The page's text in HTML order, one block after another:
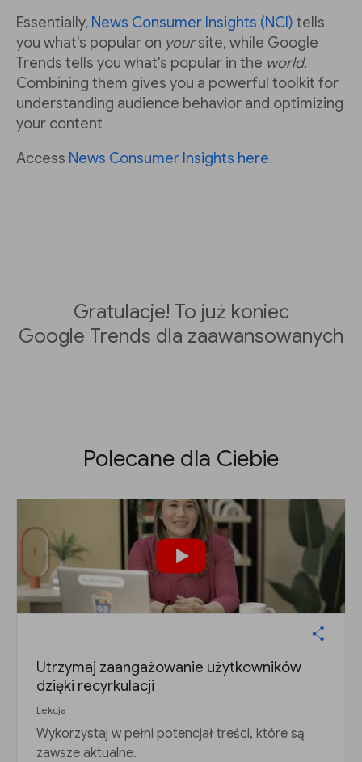
Essentially, News Consumer Insights (NCI) tells
you what's popular on yoursite, while Google
Trends tells you what's popular in the world.
Combining them gives you a powerful toolkit for
understanding audience behavior and optimizing
your content
Access News Consumer Insights here.
Gratulacje! To już koniec
Google Trends dla zaawansowanych
Polecane dla Ciebie
Utrzymaj zaangażowanie użytkowników
dzięki recyrkulacji
Lekcja
Wykorzystaj w pełni potencjał treści, które są
zawsze aktualne.